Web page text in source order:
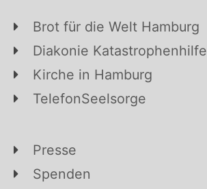
Brot für die Welt Hamburg
Diakonie Katastrophenhilfe
Kirche in Hamburg
TelefonSeelsorge
Presse
Spenden